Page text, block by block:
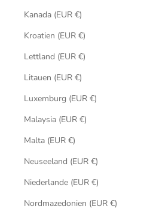
Kanada (EUR €)
Kroatien (EUR €)
Lettland (EUR €)
Litauen (EUR €)
Luxemburg (EUR €)
Malaysia (EUR €)
Malta (EUR €)
Neuseeland (EUR €)
Niederlande (EUR €)
Nordmazedonien (EUR €)